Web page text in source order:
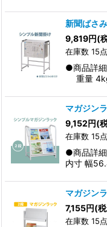
新聞ばさ
9,819円(
在庫数 15点
●商品詳
重量
マガジン
9,152円(
在庫数 15点
●商品詳
内寸 幅
マガジン
7,155円(
在庫数 15点